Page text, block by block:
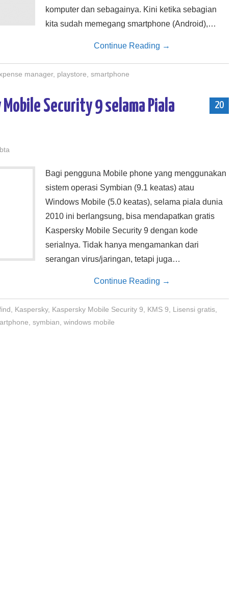
komputer dan sebagainya. Kini ketika sebagian
kita sudah memegang smartphone (Android),…
Continue Reading →
manager, playstore smartphone
20
Security 9 selama Piala
Bagi pengguna Mobile phone yang menggunakan
sistem operasi Symbian (9.1 keatas) atau
Windows Mobile (5.0 keatas), selama piala dunia
2010 ini berlangsung, bisa mendapatkan gratis
Kaspersky Mobile Security 9 dengan kode
serialnya. Tidak hanya mengamankan dari
serangan virus/jaringan, tetapi juga…
Continue Reading →
Kaspersky, Kaspersky Mobile Security 9 KMS 9 Lisensi gratis,
symbian windows mobile